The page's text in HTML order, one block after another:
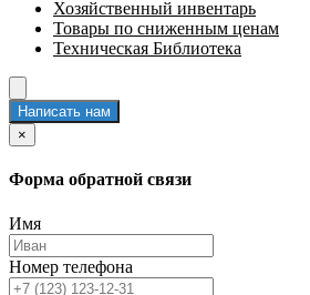
Хозяйственный инвентарь
Товары по сниженным ценам
Техническая Библиотека
Написать нам
×
Форма обратной связи
Имя
Номер телефона